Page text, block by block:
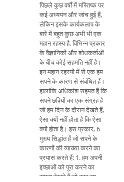
पिछले कुछ वर्षों में मस्तिष्क पर
कई अध्ययन और जांच हुई हैं,
लेकिन इसके कार्यकलाप के
बारे में बहुत कुछ अभी भी एक
महान रहस्य है, विभिन्न प्रकार
के वैज्ञानिकों और शोधकर्ताओं
के बीच कोई सहमति नहीं है।
इन महान रहस्यों में से एक हम
सपने के कारण से संबंधित हैं।
हालांकि अधिकांश सहमत हैं कि
सपने छवियों का एक संग्रह है
जो हम दिन के दौरान देखते हैं,
ऐसा क्यों नहीं होता है कि ऐसा
क्यों होता है। इस प्रकार, 6
मुख्य सिद्धांत हैं जो सपने के
कारणों की व्याख्या करने का
प्रयास करते हैं: 1. हम अपनी
इच्छाओं को पूरा करने का
सपना देखते हैं जो कुछ हम